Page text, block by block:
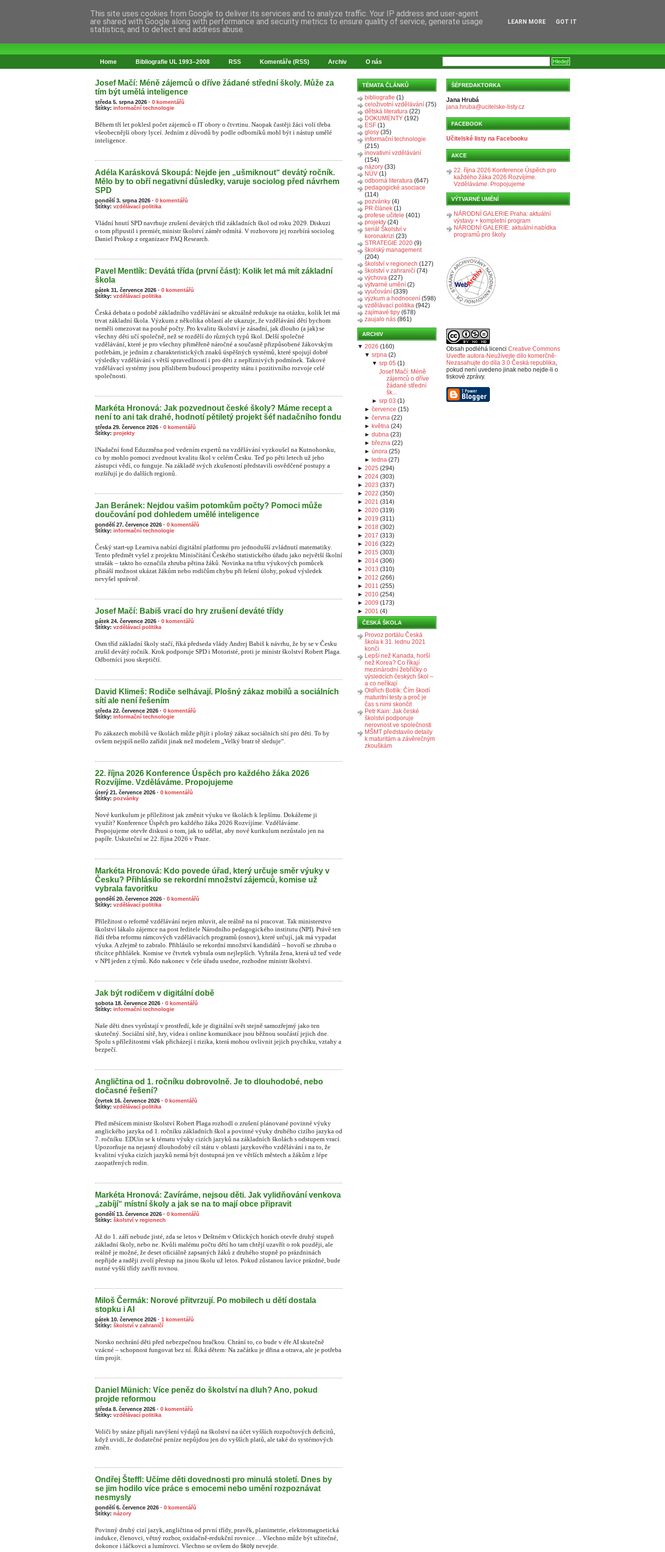
Home Bibliografie UL 1993–2008 RSS Komentáře (RSS) Archiv O nás
Josef Mačí: Méně zájemců o dříve žádané střední školy. Může za
tím být umělá inteligence
středa 5. srpna 2026 · 0 komentářů
Štítky: informační technologie
Během tří let poklesl počet zájemců o IT obory o čtvrtinu. Naopak častěji žáci volí třeba
všeobecnější obory lyceí. Jedním z důvodů by podle odborníků mohl být i nástup umělé
inteligence.
Adéla Karásková Skoupá: Nejde jen „ušmiknout“ devátý ročník.
Mělo by to obří negativní důsledky, varuje sociolog před návrhem
SPD
pondělí 3. srpna 2026 · 0 komentářů
Štítky: vzdělávací politika
Vládní hnutí SPD navrhuje zrušení devátých tříd základních škol od roku 2029. Diskuzi
o tom připustil i premiér, ministr školství záměr odmítá. V rozhovoru jej rozebírá sociolog
Daniel Prokop z organizace PAQ Research.
Pavel Mentlík: Devátá třída (první část): Kolik let má mít základní
škola
pátek 31. července 2026 · 0 komentářů
Štítky: vzdělávací politika
Česká debata o podobě základního vzdělávání se aktuálně redukuje na otázku, kolik let má
trvat základní škola. Výzkum z několika oblastí ale ukazuje, že vzdělávání dětí bychom
neměli omezovat na pouhé počty. Pro kvalitu školství je zásadní, jak dlouho (a jak) se
všechny děti učí společně, než se rozdělí do různých typů škol. Delší společné
vzdělávání, které je pro všechny přiměřeně náročné a současně přizpůsobené žákovským
potřebám, je jedním z charakteristických znaků úspěšných systémů, které spojují dobré
výsledky vzdělávání s větší spravedlností i pro děti z nepříznivých podmínek. Takové
vzdělávací systémy jsou příslibem budoucí prosperity státu i pozitivního rozvoje celé
společnosti.
Markéta Hronová: Jak pozvednout české školy? Máme recept a
není to ani tak drahé, hodnotí pětiletý projekt šéf nadačního fondu
středa 29. července 2026 · 0 komentářů
Štítky: projekty
lNadační fond Eduzměna pod vedením expertů na vzdělávání vyzkoušel na Kutnohorsku,
co by mohlo pomoci zvednout kvalitu škol v celém Česku. Teď po pěti letech už jeho
zástupci vědí, co funguje. Na základě svých zkušeností představili osvědčené postupy a
rozšiřují je do dalších regionů.
Jan Beránek: Nejdou vašim potomkům počty? Pomoci může
doučování pod dohledem umělé inteligence
pondělí 27. července 2026 · 0 komentářů
Štítky: informační technologie
Český start-up Learniva nabízí digitální platformu pro jednodušší zvládnutí matematiky.
Tento předmět vyšel z projektu Minisčítání Českého statistického úřadu jako největší školní
strašák – takto ho označila zhruba pětina žáků. Novinka na trhu výukových pomůcek
přináší možnost ukázat žákům nebo rodičům chybu při řešení úlohy, pokud výsledek
nevyšel správně.
Josef Mačí: Babiš vrací do hry zrušení deváté třídy
pátek 24. července 2026 · 0 komentářů
Štítky: vzdělávací politika
Osm tříd základní školy stačí, říká předseda vlády Andrej Babiš k návrhu, že by se v Česku
zrušil devátý ročník. Krok podporuje SPD i Motoristé, proti je ministr školství Robert Plaga.
Odborníci jsou skeptičtí.
David Klimeš: Rodiče selhávají. Plošný zákaz mobilů a sociálních
sítí ale není řešením
středa 22. července 2026 · 0 komentářů
Štítky: informační technologie
Po zákazech mobilů ve školách může přijít i plošný zákaz sociálních sítí pro děti. To by
ovšem nejspíš nešlo zařídit jinak než modelem „Velký bratr tě sleduje“.
22. října 2026 Konference Úspěch pro každého žáka 2026
Rozvíjíme. Vzděláváme. Propojujeme
úterý 21. července 2026 · 0 komentářů
Štítky: pozvánky
Nové kurikulum je příležitost jak změnit výuku ve školách k lepšímu. Dokážeme ji
využít? Konference Úspěch pro každého žáka 2026 Rozvíjíme. Vzděláváme.
Propojujeme otevře diskusi o tom, jak to udělat, aby nové kurikulum nezůstalo jen na
papíře. Uskuteční se 22. října 2026 v Praze.
Markéta Hronová: Kdo povede úřad, který určuje směr výuky v
Česku? Přihlásilo se rekordní množství zájemců, komise už
vybrala favoritku
pondělí 20. července 2026 · 0 komentářů
Štítky: vzdělávací politika
Příležitost o reformě vzdělávání nejen mluvit, ale reálně na ní pracovat. Tak ministerstvo
školství lákalo zájemce na post ředitele Národního pedagogického institutu (NPI). Právě ten
řídí třeba reformu rámcových vzdělávacích programů (osnov), které určují, jak má vypadat
výuka. A zřejmě to zabralo. Přihlásilo se rekordní množství kandidátů – hovoří se zhruba o
třicítce přihlášek. Komise ve čtvrtek vybrala osm nejlepších. Vyhrála žena, která už teď vede
v NPI jeden z týmů. Kdo nakonec v čele úřadu usedne, rozhodne ministr školství.
Jak být rodičem v digitální době
sobota 18. července 2026 · 0 komentářů
Štítky: informační technologie
Naše děti dnes vyrůstají v prostředí, kde je digitální svět stejně samozřejmý jako ten
skutečný. Sociální sítě, hry, videa i online komunikace jsou běžnou součástí jejich dne.
Spolu s příležitostmi však přicházejí i rizika, která mohou ovlivnit jejich psychiku, vztahy a
bezpečí.
Angličtina od 1. ročníku dobrovolně. Je to dlouhodobé, nebo
dočasné řešení?
čtvrtek 16. července 2026 · 0 komentářů
Štítky: vzdělávací politika
Před měsícem ministr školství Robert Plaga rozhodl o zrušení plánované povinné výuky
anglického jazyka od 1. ročníku základních škol a povinné výuky druhého cizího jazyka od
7. ročníku. EDUin se k tématu výuky cizích jazyků na základních školách s odstupem vrací.
Upozorňuje na nejasný dlouhodobý cíl státu v oblasti jazykového vzdělávání i na to, že
kvalitní výuka cizích jazyků nemá být dostupná jen ve větších městech a žákům z lépe
zaopatřených rodin.
Markéta Hronová: Zavíráme, nejsou děti. Jak vylidňování venkova
„zabíjí“ místní školy a jak se na to mají obce připravit
pondělí 13. července 2026 · 0 komentářů
Štítky: školství v regionech
Až do 1. září nebude jisté, zda se letos v Deštném v Orlických horách otevře druhý stupeň
základní školy, nebo ne. Kvůli malému počtu dětí ho tam chtějí uzavřít o rok později, ale
reálně je možné, že deset oficiálně zapsaných žáků z druhého stupně po prázdninách
nepřijde a raději zvolí přestup na jinou školu už letos. Pokud zůstanou lavice prázdné, bude
nutné vyšší třídy zavřít rovnou.
Miloš Čermák: Norové přitvrzují. Po mobilech u dětí dostala
stopku i AI
pátek 10. července 2026 · 1 komentářů
Štítky: školství v zahraničí
Norsko nechrání děti před nebezpečnou hračkou. Chrání to, co bude v éře AI skutečně
vzácné – schopnost fungovat bez ní. Říká dětem: Na začátku je dřina a otrava, ale je potřeba
tím projít.
Daniel Münich: Více peněz do školství na dluh? Ano, pokud
projde reformou
středa 8. července 2026 · 0 komentářů
Štítky: vzdělávací politika
Voliči by snáze přijali navýšení výdajů na školství na účet vyšších rozpočtových deficitů,
když uvidí, že dodatečné peníze nepůjdou jen do vyšších platů, ale také do systémových
změn.
Ondřej Šteffl: Učíme děti dovednosti pro minulá století. Dnes by
se jim hodilo více práce s emocemi nebo umění rozpoznávat
nesmysly
pondělí 6. července 2026 · 0 komentářů
Štítky: názory
Povinný druhý cizí jazyk, angličtina od první třídy, pravěk, planimetrie, elektromagnetická
indukce, členovci, větný rozbor, oxidačně-redukční rovnice… Všechno může být užitečné,
dokonce i láčkovci a lumírovci. Všechno se ovšem do školy nevejde.
TÉMATA ČLÁNKŮ
bibliografie (1)
celoživotní vzdělávání (75)
dětská literatura (22)
DOKUMENTY (192)
ESF (1)
glosy (35)
informační technologie
(215)
inovativní vzdělávání
(154)
názory (33)
NÚV (1)
odborná literatura (647)
pedagogické asociace
(114)
pozvánky (4)
PR článek (1)
profese učitele (401)
projekty (24)
seriál Školství v
koronakrizi (23)
STRATEGIE 2020 (9)
školský management
(204)
školství v regionech (127)
školství v zahraničí (74)
výchova (227)
výtvarné umění (2)
vyučování (339)
výzkum a hodnocení (598)
vzdělávací politika (942)
zajímavé tipy (678)
zaujalo nás (861)
ARCHIV
▼ 2026 (160)
▼srpna (2)
▼ srp 05 (1)
Josef Mačí: Méně
zájemců o dříve
žádané střední
šk...
► srp 03 (1)
►července (15)
►června (22)
► května (24)
►dubna (23)
► března (22)
►února (25)
► ledna (27)
► 2025 (294)
► 2024 (303)
► 2023 (337)
► 2022 (350)
► 2021 (314)
► 2020 (319)
► 2019 (311)
► 2018 (302)
► 2017 (313)
► 2016 (322)
► 2015 (303)
► 2014 (306)
► 2013 (310)
► 2012 (266)
► 2011 (255)
► 2010 (254)
► 2009 (173)
► 2001 (4)
ČESKÁ ŠKOLA
Provoz portálu Česká
škola k 31. lednu 2021
končí
Lepší než Kanada, horší
než Korea? Co říkají
mezinárodní žebříčky o
výsledcích českých škol –
a co neříkají
Oldřich Botlík: Čím škodí
maturitní testy a proč je
čas s nimi skončit
Petr Kain: Jak české
školství podporuje
nerovnost ve společnosti
MŠMT představilo detaily
k maturitám a závěrečným
zkouškám
ŠÉFREDAKTORKA
Jana Hrubá
jana.hruba@ucitelske-listy.cz
FACEBOOK
Učitelské listy na Facebooku
AKCE
22. října 2026 Konference Úspěch pro
každého žáka 2026 Rozvíjíme.
Vzděláváme. Propojujeme
VÝTVARNÉ UMĚNÍ
NÁRODNÍ GALERIE Praha: aktuální
výstavy + kompletní program
NÁRODNÍ GALERIE: aktuální nabídka
programů pro školy
Obsah podléhá licenci Creative Commons
Uveďte autora-Neužívejte dílo komerčně-
Nezasahujte do díla 3.0 Česká republika,
pokud není uvedeno jinak nebo nejde-li o
tiskové zprávy.
This site uses cookies from Google to deliver its services and to analyze traffic. Your IP address and user-agent
are shared with Google along with performance and security metrics to ensure quality of service, generate usage
statistics, and to detect and address abuse.
LEARN MORE GOT IT